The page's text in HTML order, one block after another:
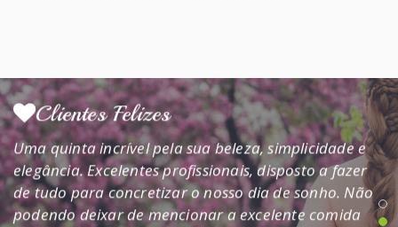
mais clientes felizes
Clientes Felizes
Uma quinta incrível pela sua beleza, simplicidade e
elegância. Excelentes profissionais, disposto a fazer
de tudo para concretizar o nosso dia de sonho. Não
podendo deixar de mencionar a excelente comida